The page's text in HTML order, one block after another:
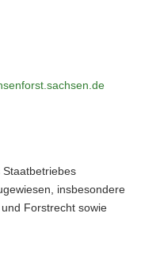
insbesondere
Forstrecht sowie